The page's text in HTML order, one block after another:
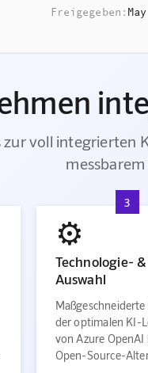
Freigegeben:
zur voll
3
⚙️
Technologie-
Auswahl
der optimalen KI-
von Azure OpenAI
Open-Source-